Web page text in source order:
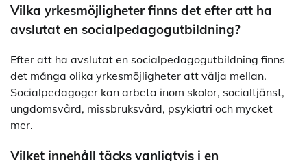
Vilka yrkesmöjligheter finns det efter att ha
avslutat en socialpedagogutbildning?
Efter att ha avslutat en socialpedagogutbildning finns
det många olika yrkesmöjligheter att välja mellan.
Socialpedagoger kan arbeta inom skolor, socialtjänst,
ungdomsvård, missbruksvård, psykiatri och mycket
mer.
Vilket innehåll täcks vanligtvis i en